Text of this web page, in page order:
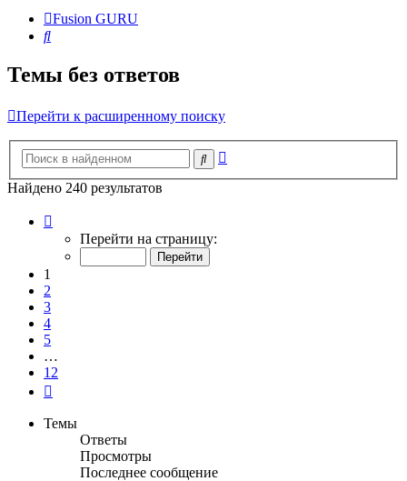
Fusion GURU
Поиск
Темы без ответов
Перейти к расширенному поиску
Поиск
Найдено 240 результатов
Перейти на страницу:
1
2
3
4
5
…
12
Темы
Ответы
Просмотры
Последнее сообщение